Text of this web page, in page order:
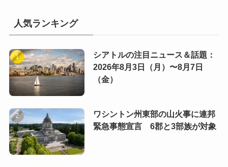
人気ランキング
シアトルの注目ニュース＆話題：
2026年8月3日（月）〜8月7日
（金）
ワシントン州東部の山火事に連邦
緊急事態宣言 6郡と3部族が対象